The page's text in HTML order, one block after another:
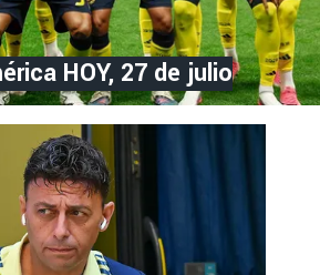
HOY, 27 de julio